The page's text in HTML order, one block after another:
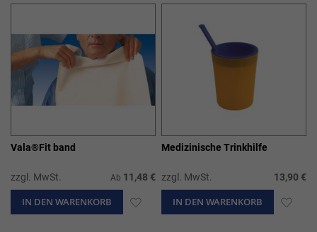
Vala®Fit band
zzgl. MwSt. Ab 11,48 €
IN DEN WARENKORB ZUR
Medizinische Trinkhilfe
zzgl. MwSt. 13,90 €
IN DEN WARENKORB ZUR